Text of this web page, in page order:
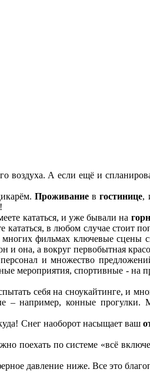
воздуха. А если ещё и
Проживание вгостинице,
кататься, и уже бывали на
кататься, в любом случае стоит
многих фильмах ключевые сцены
и она, а вокруг первобытная
и множество
мероприятия, спортивные - на
себя на сноукайтинге, и
– например, конные прогулки.
Снег наоборот насыщает ваш
поехать по системе «всё
давление ниже. Все это